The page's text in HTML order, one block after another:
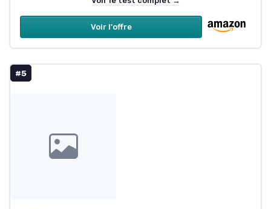
Voir l'offre
#5